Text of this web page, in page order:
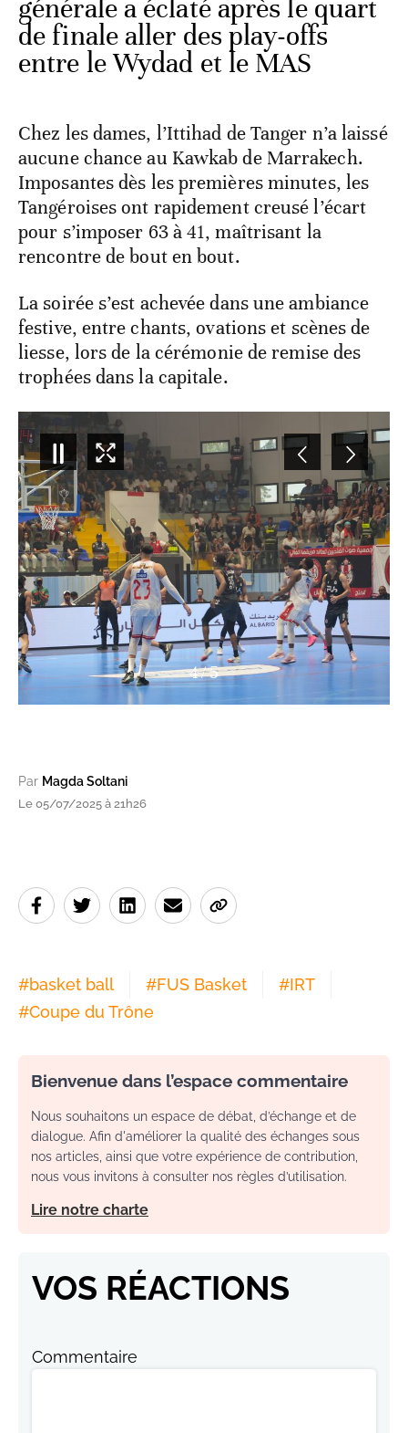
générale a éclaté après le quart
de finale aller des play-offs
entre le Wydad et le MAS
Chez les dames, l’Ittihad de Tanger n’a laissé
aucune chance au Kawkab de Marrakech.
Imposantes dès les premières minutes, les
Tangéroises ont rapidement creusé l’écart
pour s’imposer 63 à 41, maîtrisant la
rencontre de bout en bout.
La soirée s’est achevée dans une ambiance
festive, entre chants, ovations et scènes de
liesse, lors de la cérémonie de remise des
trophées dans la capitale.
4/5
Par Magda Soltani
Le 05/07/2025 à 21h26
#basket ball #FUS Basket #IRT
#Coupe du Trône
Bienvenue dans l’espace commentaire
Nous souhaitons un espace de débat, d’échange et de
dialogue. Afin d'améliorer la qualité des échanges sous
nos articles, ainsi que votre expérience de contribution,
nous vous invitons à consulter nos règles d’utilisation.
Lire notre charte
VOS RÉACTIONS
Commentaire